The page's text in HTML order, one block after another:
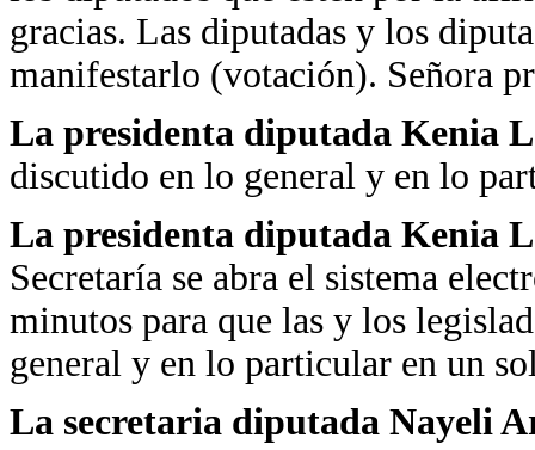
gracias. Las diputadas y los
manifestarlo (votación). Señora
La presidenta diputada Kenia
discutido en lo general y en lo
La presidenta diputada Kenia
Secretaría se abra el sistema
minutos para que las y los
general y en lo particular en un
La secretaria diputada Nayeli